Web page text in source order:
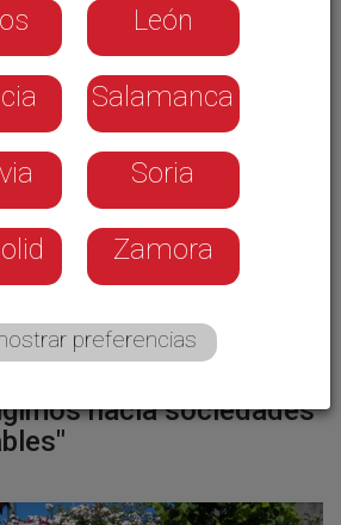
hacia sociedades
León
Salamanca
Soria
Zamora
preferencias